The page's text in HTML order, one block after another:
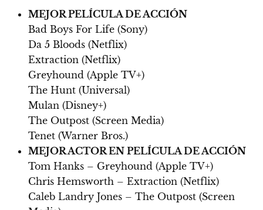
MEJOR PELÍCULA DE ACCIÓN
Bad Boys For Life (Sony)
Da 5 Bloods (Netflix)
Extraction (Netflix)
Greyhound (Apple TV+)
The Hunt (Universal)
Mulan (Disney+)
The Outpost (Screen Media)
Tenet (Warner Bros.)
MEJOR ACTOR EN PELÍCULA DE ACCIÓN
Tom Hanks – Greyhound (Apple TV+)
Chris Hemsworth – Extraction (Netflix)
Caleb Landry Jones – The Outpost (Screen